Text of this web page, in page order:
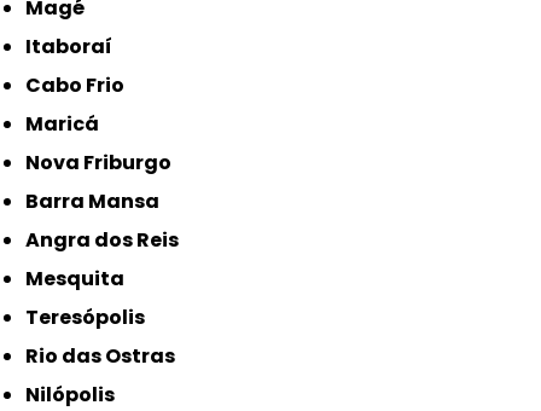
Magé
Itaboraí
Cabo Frio
Maricá
Nova Friburgo
Barra Mansa
Angra dos Reis
Mesquita
Teresópolis
Rio das Ostras
Nilópolis